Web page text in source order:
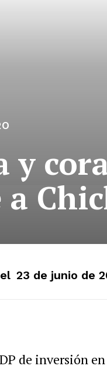
a
23 de junio de
de inversión en